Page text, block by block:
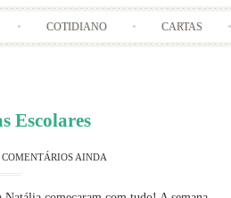
COTIDIANO CARTAS
Escolares
COMENTÁRIOS AINDA